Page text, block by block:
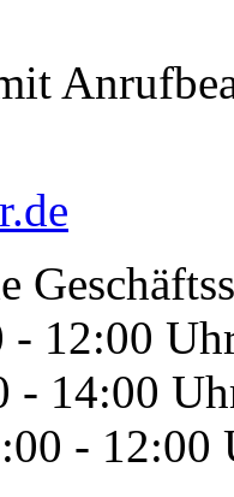
- 12:00
- 14:00
- 12:00